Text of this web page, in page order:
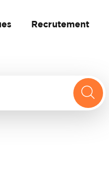
Recrutement